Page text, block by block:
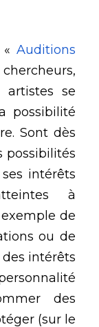
Auditions
chercheurs,
artistes se
possibilité
Sont dès
possibilités
intérêts
à
exemple de
ou de
intérêts
des
(sur le